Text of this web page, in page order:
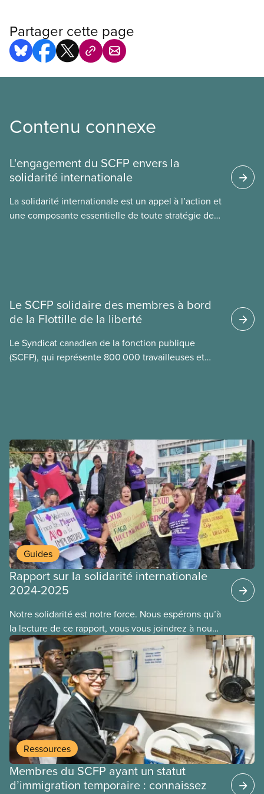
Partager cette page
Contenu connexe
L'engagement du SCFP envers la
solidarité internationale
La solidarité internationale est un appel à l’action et
une composante essentielle de toute stratégie de
Le SCFP solidaire des membres à bord
de la Flottille de la liberté
Le Syndicat canadien de la fonction publique
(SCFP), qui représente 800 000 travailleuses et
autorités israéliennes.
Guides
Rapport sur la solidarité internationale
2024-2025
Notre solidarité est notre force. Nous espérons qu’à
la lecture de ce rapport, vous vous joindrez à nous
pour soutenir les travailleuses et travailleurs du
monde entier. Ensemble, nous surmonterons nos
défis collectifs et construirons un monde meilleur.
Ressources
Membres du SCFP ayant un statut
d’immigration temporaire : connaissez